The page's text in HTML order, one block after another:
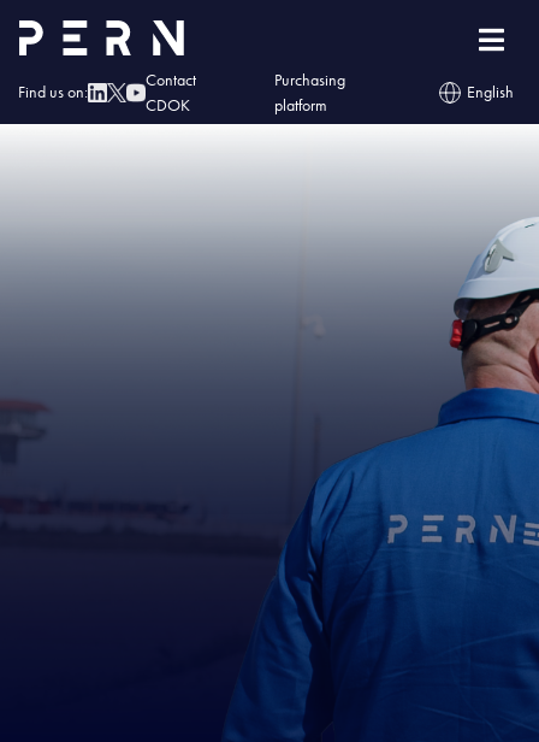
Find us on:
Contact
CDOK
Purchasing
platform
English
Home »IMG – Naftoserwis zbadał infrastrukturę Grupy LOTOS